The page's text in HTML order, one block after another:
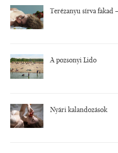
Terézanyu sírva fakad
A pozsonyi Lido
Nyári kalandozások